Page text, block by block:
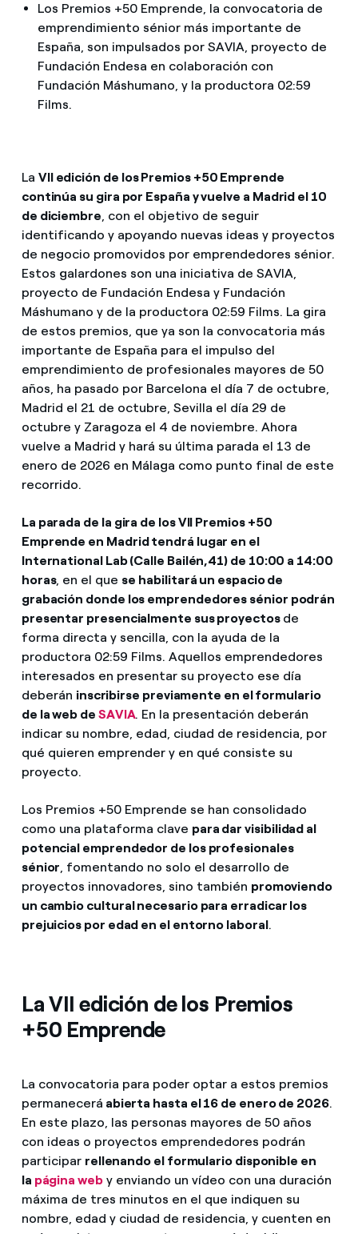
Los Premios +50 Emprende, la convocatoria de
emprendimiento sénior más importante de
España, son impulsados por SAVIA, proyecto de
Fundación Endesa en colaboración con
Fundación Máshumano, y la productora 02:59
Films.
La VII edición de los Premios +50 Emprende
continúa su gira por España y vuelve a Madrid el 10
de diciembre, con el objetivo de seguir
identificando y apoyando nuevas ideas y proyectos
de negocio promovidos por emprendedores sénior.
Estos galardones son una iniciativa de SAVIA,
proyecto de Fundación Endesa y Fundación
Máshumano y de la productora 02:59 Films. La gira
de estos premios, que ya son la convocatoria más
importante de España para el impulso del
emprendimiento de profesionales mayores de 50
años, ha pasado por Barcelona el día 7 de octubre,
Madrid el 21 de octubre, Sevilla el día 29 de
octubre y Zaragoza el 4 de noviembre. Ahora
vuelve a Madrid y hará su última parada el 13 de
enero de 2026 en Málaga como punto final de este
recorrido.
La parada de la gira de los VII Premios +50
Emprende en Madrid tendrá lugar en el
International Lab (Calle Bailén,41) de 10:00 a 14:00
horas, en el que se habilitará un espacio de
grabación donde los emprendedores sénior podrán
presentar presencialmente sus proyectos de
forma directa y sencilla, con la ayuda de la
productora 02:59 Films. Aquellos emprendedores
interesados en presentar su proyecto ese día
deberán inscribirse previamente en el formulario
de la web de SAVIA. En la presentación deberán
indicar su nombre, edad, ciudad de residencia, por
qué quieren emprender y en qué consiste su
proyecto.
Los Premios +50 Emprende se han consolidado
como una plataforma clave para dar visibilidad al
potencial emprendedor de los profesionales
sénior, fomentando no solo el desarrollo de
proyectos innovadores, sino también promoviendo
un cambio cultural necesario para erradicar los
prejuicios por edad en el entorno laboral.
La VII edición de los Premios
+50 Emprende
La convocatoria para poder optar a estos premios
permanecerá abierta hasta el 16 de enero de 2026.
En este plazo, las personas mayores de 50 años
con ideas o proyectos emprendedores podrán
participar rellenando el formulario disponible en
la página weby enviando un vídeo con una duración
máxima de tres minutos en el que indiquen su
nombre, edad y ciudad de residencia, y cuenten en